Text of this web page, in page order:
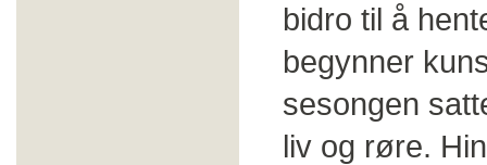
bidro til å
begynner
sesongen
liv og røre.